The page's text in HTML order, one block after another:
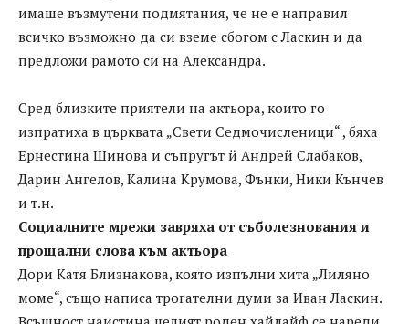
имаше възмутени подмятания, че не е направил
всичко възможно да си вземе сбогом с Ласкин и да
предложи рамото си на Александра.
Сред близките приятели на актьора, които го
изпратиха в църквата „Свети Седмочисленици“ , бяха
Ернестина Шинова и съпругът й Андрей Слабаков,
Дарин Ангелов, Калина Крумова, Фънки, Ники Кънчев
и т.н.
Социалните мрежи завряха от съболезнования и
прощални слова към актьора
Дори Катя Близнакова, която изпълни хита „Лиляно
моме“, също написа трогателни думи за Иван Ласкин.